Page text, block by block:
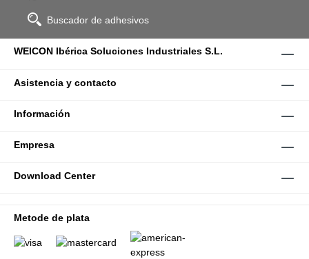
Buscador de adhesivos
WEICON Ibérica Soluciones Industriales S.L.
Asistencia y contacto
Información
Empresa
Download Center
Metode de plata